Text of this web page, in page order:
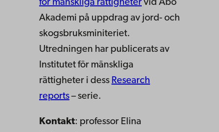
för mänskliga rättigheter vid Åbo
Akademi på uppdrag av jord- och
skogsbruksminiteriet.
Utredningen har publicerats av
Institutet för mänskliga
rättigheter i dess Research
reports – serie.
Kontakt: professor Elina